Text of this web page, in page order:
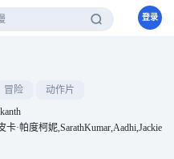
登录
冒险
动作片
·帕度柯妮